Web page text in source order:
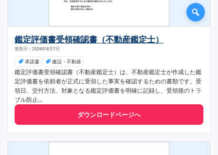
鑑定評価書受領確認書（不動産鑑定士）
更新日：2026年8月7日
承諾書 建設・不動産
鑑定評価書受領確認書（不動産鑑定士）は、不動産鑑定士が作成した鑑
定評価書を依頼者が正式に受領した事実を確認するための書類です。受
領日、交付方法、対象となる鑑定評価書を明確に記録し、受領後のトラ
ブル防止...
ダウンロードページへ